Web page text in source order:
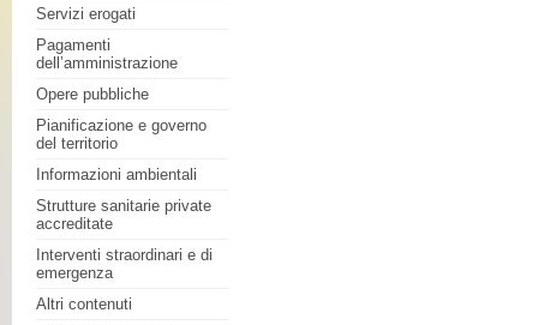
Servizi erogati
Pagamenti
dell’amministrazione
Opere pubbliche
Pianificazione e governo
del territorio
Informazioni ambientali
Strutture sanitarie private
accreditate
Interventi straordinari e di
emergenza
Altri contenuti